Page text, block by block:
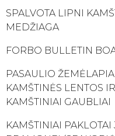
SPALVOTA LIPNI
MEDŽIAGA
FORBO BULLETIN
PASAULIO
KAMŠTINĖS LENTOS IR
KAMŠTINIAI GAUBLIAI
KAMŠTINIAI PAKLOTAI